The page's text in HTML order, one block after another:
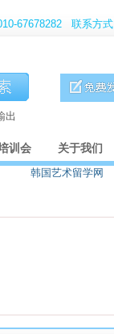
67678282 联系方式
出
训会 关于我们
韩国艺术留学网